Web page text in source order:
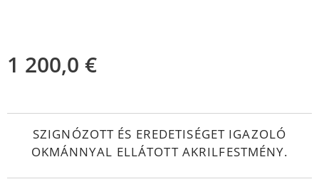
1 200,0 €
SZIGNÓZOTT ÉS EREDETISÉGET IGAZOLÓ
OKMÁNNYAL ELLÁTOTT AKRILFESTMÉNY.